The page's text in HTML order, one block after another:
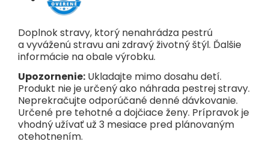
Doplnok stravy, ktorý nenahrádza pestrú
a vyváženú stravu ani zdravý životný štýl. Ďalšie
informácie na obale výrobku.
Upozornenie: Ukladajte mimo dosahu detí.
Produkt nie je určený ako náhrada pestrej stravy.
Neprekračujte odporúčané denné dávkovanie.
Určené pre tehotné a dojčiace ženy. Prípravok je
vhodný užívať už 3 mesiace pred plánovaným
otehotnením.